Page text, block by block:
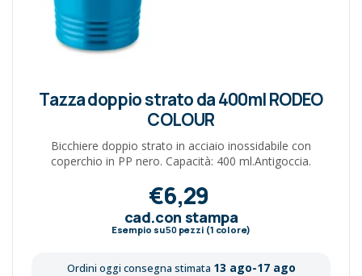
Tazza doppio strato da 400ml RODEO
COLOUR
Bicchiere doppio strato in acciaio inossidabile con
coperchio in PP nero. Capacità: 400 ml.Antigoccia.
€6,29
cad.con stampa
Esempio su50pezzi (1 colore)
Ordini oggi consegna stimata 13 ago-17 ago